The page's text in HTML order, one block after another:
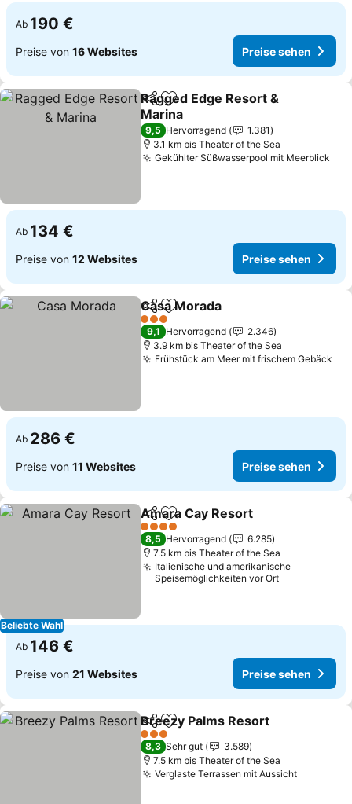
Ab 190 €
Preise von 16 Websites Preise sehen
TeilenZu Favoriten hinzufügen
Ragged Edge Resort &
Marina
Preise sehen
9,5 Hervorragend
1.381
3.1 km bis Theater of the Sea
Gekühlter Süßwasserpool mit Meerblick
Ab 134 €
Preise von 12 Websites Preise sehen
TeilenZu Favoriten hinzufügen
Casa Morada
3 Sterne
9,1 Hervorragend
2.346
3.9 km bis Theater of the Sea
Frühstück am Meer mit frischem Gebäck
Ab 286 €
Preise von 11 Websites Preise sehen
Beliebte Wahl
TeilenZu Favoriten hinzufügen
Amara Cay Resort
4 Sterne
8,5 Hervorragend
6.285
7.5 km bis Theater of the Sea
Italienische und amerikanische
Speisemöglichkeiten vor Ort
Ab 146 €
Preise von 21 Websites Preise sehen
TeilenZu Favoriten hinzufügen
Breezy Palms Resort
3 Sterne
8,3 Sehr gut
3.589
7.5 km bis Theater of the Sea
Verglaste Terrassen mit AussichtPreise